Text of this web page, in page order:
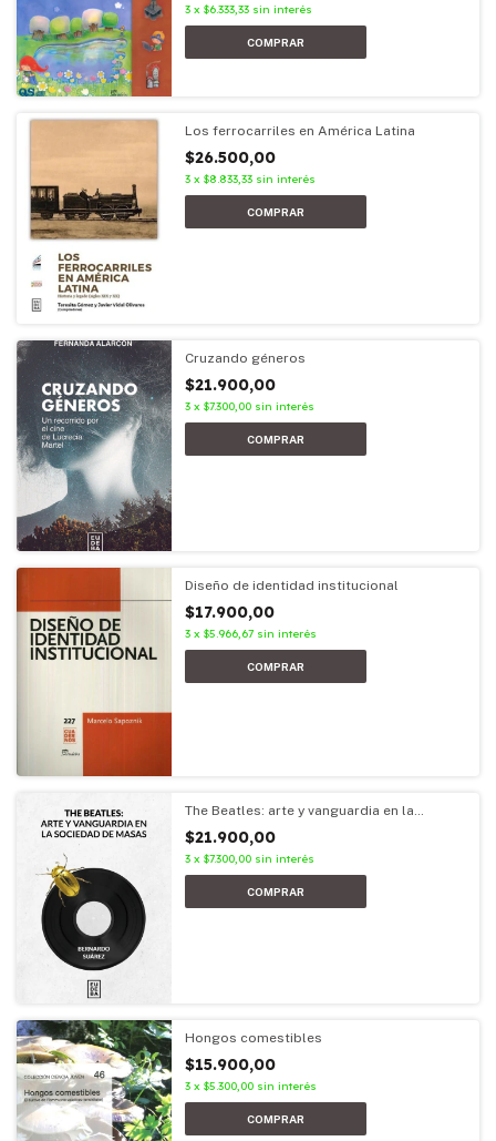
3 x $6.333,33 sin interés
Los ferrocarriles en América Latina
$26.500,00
3 x $8.833,33 sin interés
Cruzando géneros
$21.900,00
3 x $7.300,00 sin interés
Diseño de identidad institucional
$17.900,00
3 x $5.966,67 sin interés
The Beatles: arte y vanguardia en la
$21.900,00
3 x $7.300,00 sin interés
Hongos comestibles
$15.900,00
3 x $5.300,00 sin interés